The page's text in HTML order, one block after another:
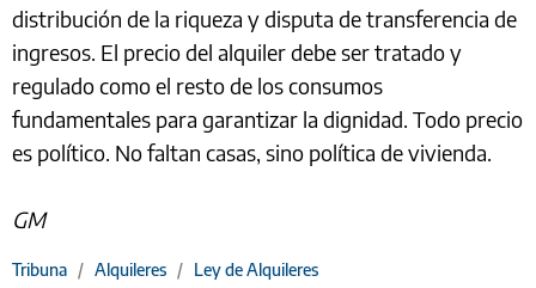
distribución de la riqueza y disputa de transferencia de
ingresos. El precio del alquiler debe ser tratado y
regulado como el resto de los consumos
fundamentales para garantizar la dignidad. Todo precio
es político. No faltan casas, sino política de vivienda.
GM
Tribuna / Alquileres / Ley de Alquileres